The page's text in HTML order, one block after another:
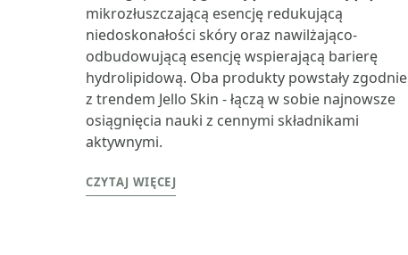
mikrozłuszczającą esencję redukującą
niedoskonałości skóry oraz nawilżająco-
odbudowującą esencję wspierającą barierę
hydrolipidową. Oba produkty powstały zgodnie
z trendem Jello Skin - łączą w sobie najnowsze
osiągnięcia nauki z cennymi składnikami
aktywnymi.
CZYTAJ WIĘCEJ